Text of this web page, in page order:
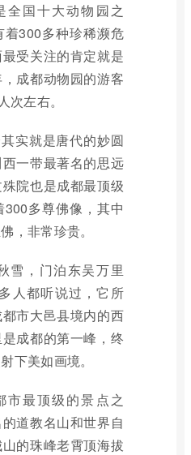
全国十大动物园之
300多种珍稀濒危
受关注的肯定就是
成都动物园的游客
左右。
实就是唐代的妙圆
一带最著名的思远
院也是成都最顶级
多尊佛像，其中
，非常珍贵。
雪，门泊东吴万里
人都听说过，它所
市大邑县境内的西
成都的第一峰，终
下美如画境。
市最顶级的景点之
道教名山和世界自
的珠峰老霄顶海拔